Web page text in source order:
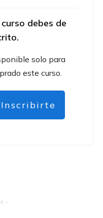
debes de
solo para
este curso.
-